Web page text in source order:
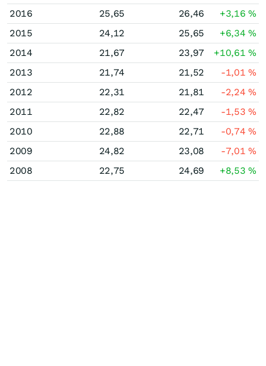
2016
25,65 26,46 +3,16%
2015
24,12 25,65 +6,34%
2014
21,67 23,97 +10,61%
2013
21,74 21,52 -1,01%
2012
22,31 21,81 -2,24%
2011
22,82 22,47 -1,53%
2010
22,88 22,71 -0,74%
2009
24,82 23,08 -7,01%
2008
22,75 24,69 +8,53%